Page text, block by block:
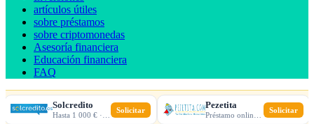
artículos útiles
sobre préstamos
sobre criptomonedas
Asesoría financiera
Educación financiera
FAQ
Solcredito Solicitar Pezetita Solicitar